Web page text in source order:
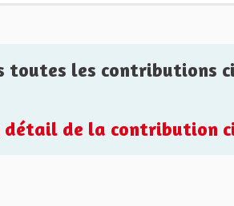
toutes les contributions
détail de la contribution